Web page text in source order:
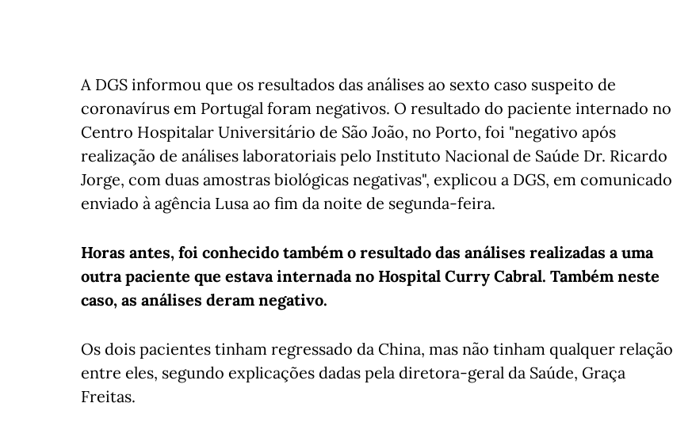
A DGS informou que os resultados das análises ao sexto caso suspeito de
coronavírus em Portugal foram negativos. O resultado do paciente internado no
Centro Hospitalar Universitário de São João, no Porto, foi "negativo após
realização de análises laboratoriais pelo Instituto Nacional de Saúde Dr. Ricardo
Jorge, com duas amostras biológicas negativas", explicou a DGS, em comunicado
enviado à agência Lusa ao fim da noite de segunda-feira.
Horas antes, foi conhecido também o resultado das análises realizadas a uma
outra paciente que estava internada no Hospital Curry Cabral. Também neste
caso, as análises deram negativo.
Os dois pacientes tinham regressado da China, mas não tinham qualquer relação
entre eles, segundo explicações dadas pela diretora-geral da Saúde, Graça
Freitas.